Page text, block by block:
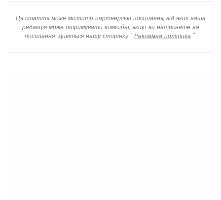
Ця стаття може містити партнерські посилання, від яких наша
редакція може отримувати комісійні, якщо ви натиснете на
посилання. Дивіться нашу сторінку " Рекламна політика ".